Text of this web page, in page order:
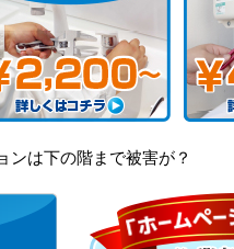
ンは下の階まで被害が？